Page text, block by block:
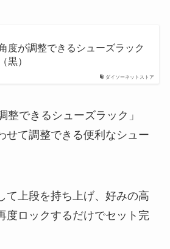
ダイソーネットストア
度が調整できるシューズラック
（黒）
整できるシューズラック」
せて調整できる便利なシュー
て上段を持ち上げ、好みの高
度ロックするだけでセット完